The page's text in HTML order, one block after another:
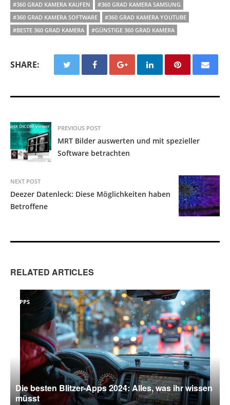
#360 GRAD KAMERA KAUFEN
#360 GRAD KAMERA SAMSUNG
#360 GRAD KAMERA SOFTWARE
#360 GRAD KAMERA YOUTUBE
#BESTE 360 GRAD KAMERA
#GÜNSTIGE 360 GRAD KAMERA
SHARE:
PREVIOUS POST
MRT Bilder auswerten und mit spezieller
Software betrachten
NEXT POST
Deezer Datenleck: Diese Möglichkeiten haben
Betroffene
RELATED ARTICLES
APPS
Die besten Blitzer-Apps 2024: Alles, was ihr wissen
müsst